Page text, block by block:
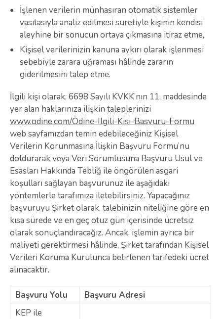
İşlenen verilerin münhasıran otomatik sistemler
vasıtasıyla analiz edilmesi suretiyle kişinin kendisi
aleyhine bir sonucun ortaya çıkmasına itiraz etme,
Kişisel verilerinizin kanuna aykırı olarak işlenmesi
sebebiyle zarara uğraması hâlinde zararın
giderilmesini talep etme.
İlgili kişi olarak, 6698 Sayılı KVKK’nın 11. maddesinde
yer alan haklarınıza ilişkin taleplerinizi
www.odine.com/Odine-Ilgili-Kisi-Basvuru-Formu
web sayfamızdan temin edebileceğiniz Kişisel
Verilerin Korunmasına İlişkin Başvuru Formu’nu
doldurarak veya Veri Sorumlusuna Başvuru Usul ve
Esasları Hakkında Tebliğ ile öngörülen asgari
koşulları sağlayan başvurunuz ile aşağıdaki
yöntemlerle tarafımıza iletebilirsiniz. Yapacağınız
başvuruyu Şirket olarak, talebinizin niteliğine göre en
kısa sürede ve en geç otuz gün içerisinde ücretsiz
olarak sonuçlandıracağız. Ancak, işlemin ayrıca bir
maliyeti gerektirmesi hâlinde, Şirket tarafından Kişisel
Verileri Koruma Kurulunca belirlenen tarifedeki ücret
alınacaktır.
Başvuru Yolu
Başvuru Adresi
KEP ile